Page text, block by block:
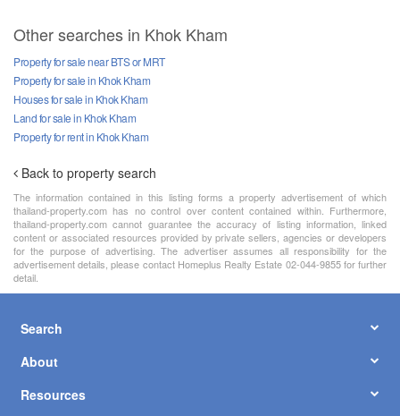
Other searches in Khok Kham
Property for sale near BTS or MRT
Property for sale in Khok Kham
Houses for sale in Khok Kham
Land for sale in Khok Kham
Property for rent in Khok Kham
Back to property search
The information contained in this listing forms a property advertisement of which
thailand-property.com has no control over content contained within. Furthermore,
thailand-property.com cannot guarantee the accuracy of listing information, linked
content or associated resources provided by private sellers, agencies or developers
for the purpose of advertising. The advertiser assumes all responsibility for the
advertisement details, please contact Homeplus Realty Estate 02-044-9855 for further
detail.
Search
About
Resources